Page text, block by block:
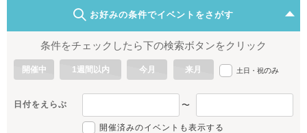
お好みの条件でイベントをさがす
条件をチェックしたら下の検索ボタンをクリック
開催中 1週間以内 今月 来月 土日・祝のみ
日付をえらぶ 〜
開催済みのイベントも表示する